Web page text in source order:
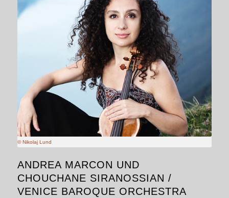
© Nikolaj Lund
ANDREA MARCON UND
CHOUCHANE SIRANOSSIAN /
VENICE BAROQUE ORCHESTRA